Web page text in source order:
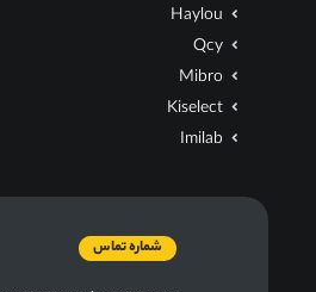
Haylou
Qcy
Mibro
Kiselect
Imilab
شماره تماس